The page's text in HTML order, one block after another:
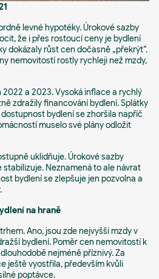
levné hypotéky. Úrokové sazby
že i přes rostoucí ceny je bydlení
dokázaly růst cen dočasně „překrýt“.
nemovitostí rostly rychleji než mzdy,
a 2023. Vysoká inflace a rychlý
zdražily financování bydlení. Splátky
bydlení se zhoršila napříč
muselo své plány odložit
uklidňuje. Úrokové sazby
stabilizuje. Neznamená to ale návrat
bydlení se zlepšuje jen pozvolna a
na hraně
Ano, jsou zde nejvyšší mzdy v
bydlení. Poměr cen nemovitostí k
nejméně příznivý. Za
ještě vyostřila, především kvůli
poptávce.